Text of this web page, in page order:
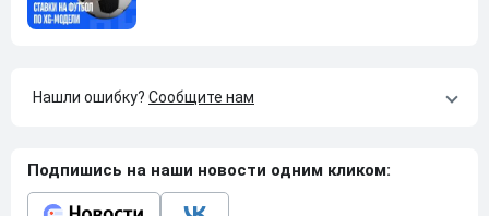
Нашли ошибку? Сообщите нам
Подпишись на наши новости одним кликом: